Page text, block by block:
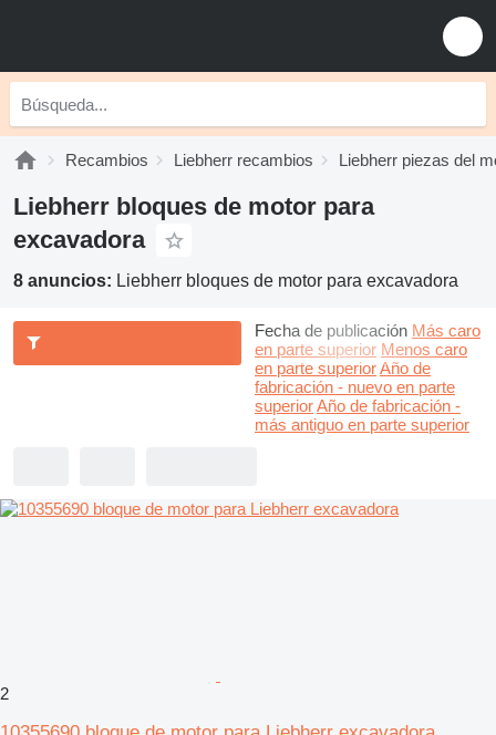
Recambios Liebherr recambios Liebherr piezas del
Liebherr bloques de motor para
excavadora
8 anuncios: Liebherr bloques de motor para excavadora
Fecha de publicación Más caro
en parte superior Menos caro
en parte superiorAño de
fabricación - nuevo en parte
superiorAño de fabricación -
más antiguo en parte superior
2